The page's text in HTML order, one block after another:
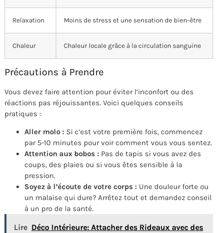
Relaxation Moins de stress et une sensation de bien-être
Chaleur Chaleur locale grâce à la circulation sanguine
Précautions à Prendre
Vous devez faire attention pour éviter l’inconfort ou des
réactions pas réjouissantes. Voici quelques conseils
pratiques :
Aller molo : Si c’est votre première fois, commencez
par 5-10 minutes pour voir comment vous vous sentez.
Attention aux bobos : Pas de tapis si vous avez des
coups, des plaies ou si vous êtes sensible à la
pression.
Soyez à l’écoute de votre corps : Une douleur forte ou
un malaise qui dure? Arrêtez tout et demandez conseil
à un pro de la santé.
Lire Déco Intérieure: Attacher des Rideaux avec des